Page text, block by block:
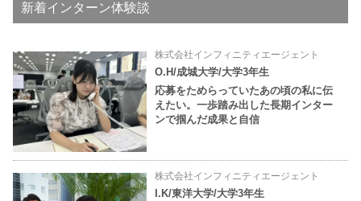
新着インターン体験談
株式会社インフィニティエージェント
O.H/成城大学/大学3年生
応募をためらっていたあの頃の私に伝
えたい。一歩踏み出した長期インター
ンで掴んだ成果と自信
株式会社インフィニティエージェント
I.K/東洋大学/大学3年生